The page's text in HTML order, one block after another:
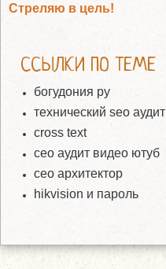
Стреляю в цель!
ССЫЛКИ ПО ТЕМЕ
богудония ру
технический seo аудит
cross text
сео аудит видео ютуб
сео архитектор
hikvision и пароль